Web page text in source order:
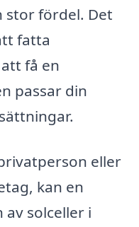
stor fördel. Det
fatta
få en
passar din
eller
kan en
solceller i